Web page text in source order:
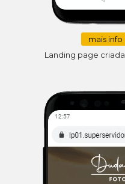
mais info
Landing page